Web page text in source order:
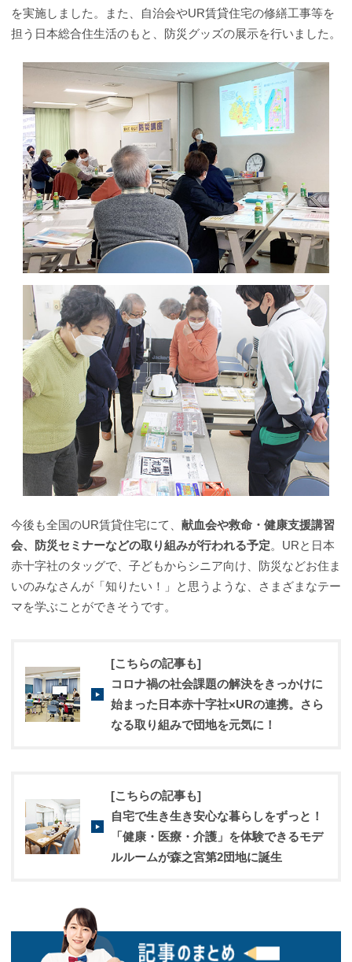
を実施しました。また、自治会やUR賃貸住宅の修繕工事等を
担う日本総合住生活のもと、防災グッズの展示を行いました。
今後も全国のUR賃貸住宅にて、 献血会や救命・健康支援講習
会、防災セミナーなどの取り組みが行われる予定。URと日本
赤十字社のタッグで、子どもからシニア向け、防災などお住ま
いのみなさんが「知りたい！」と思うような、さまざまなテー
マを学ぶことができそうです。
[こちらの記事も]
コロナ禍の社会課題の解決をきっかけに
始まった日本赤十字社×URの連携。さら
なる取り組みで団地を元気に！
[こちらの記事も]
自宅で生き生き安心な暮らしをずっと！
「健康・医療・介護」を体験できるモデ
ルルームが森之宮第2団地に誕生